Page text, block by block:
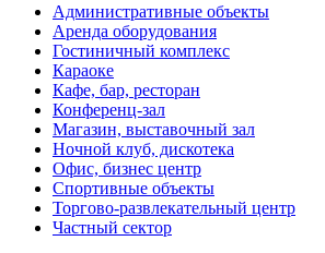
Административные объекты
Аренда оборудования
Гостиничный комплекс
Караоке
Кафе, бар, ресторан
Конференц-зал
Магазин, выставочный зал
Ночной клуб, дискотека
Офис, бизнес центр
Спортивные объекты
Торгово-развлекательный центр
Частный сектор